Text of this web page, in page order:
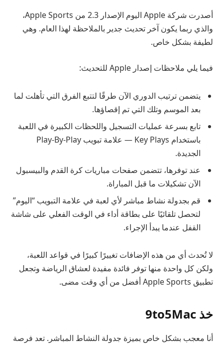
أصدرت شركة Apple اليوم الإصدار 2.3 من Apple Sports،
والذي ربما يكون آخر تحديث جدير بالملاحظة لهذا العام. وهي
لطيفة بشكل خاص.
فيما يلي ملاحظات إصدار Apple للتحديث:
يتضمن ترتيب الدوري الآن طرقًا لتتبع الفرق التي تأهلت لما
بعد الموسم وتلك التي تم إقصاؤها.
تابع بسرعة عمليات التسجيل واللحظات الكبيرة في اللعبة
باستخدام Key Plays — علامة تبويب Play-By-Play
الجديدة.
عند توفرها، تتضمن صفحات مباريات كرة القدم والبيسبول
الآن تشكيلات ما قبل المباراة.
قم بجدولة نشاط مباشر لأي لعبة في علامة التبويب “اليوم”
لتحصل تلقائيًا على بطاقة أداء في الوقت الفعلي على شاشة
القفل عندما يبدأ الإجراء.
لا تُحدث أي من هذه الإضافات تغييرًا كبيرًا في قواعد اللعبة،
ولكن كل واحدة منها توفر فائدة مفيدة لعشاق الرياضة وتجعل
تطبيق Apple Sports أفضل من أي وقت مضى.
خذ 9to5Mac
أنا معجب بشكل خاص بميزة جدولة النشاط المباشر. تعد فرصة